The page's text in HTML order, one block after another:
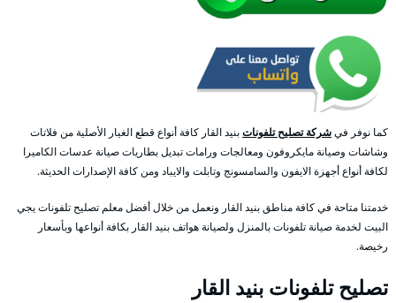
كما نوفر فيشركة تصليح تلفوناتبنيد القار كافة أنواع قطع الغيار الأصلية من فلاتات
وشاشات وصيانة مايكروفون ومعالجات ورامات تبديل بطاريات صيانة عدسات الكاميرا
لكافة أنواع أجهزة الايفون والسامسونج وتابلت والايباد ومن كافة الإصدارات الحديثة.
خدمتنا متاحة في كافة مناطق بنيد القار ونعمل من خلال أفضل معلم تصليح تلفونات يجي
البيت لخدمة صيانة تلفونات بالمنزل ولصيانة هواتف بنيد القار بكافة أنواعها وبأسعار
رخيصة.
تصليح تلفونات بنيد القار